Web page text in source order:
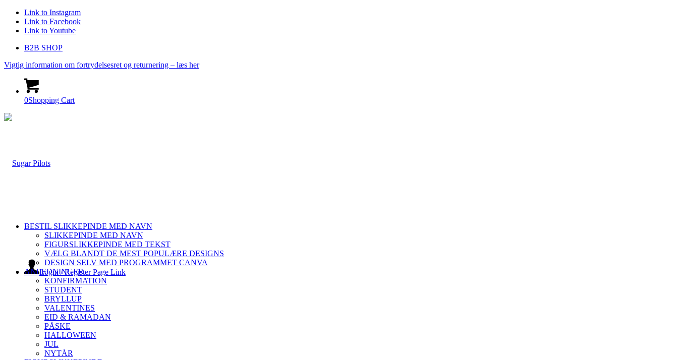
Link to Instagram
Link to Facebook
Link to Youtube
B2B SHOP
Vigtig information om fortrydelsesret og returnering – læs her
0Shopping Cart
Login / Register Page Link
BESTIL SLIKKEPINDE MED NAVN
SLIKKEPINDE MED NAVN
FIGURSLIKKEPINDE MED TEKST
VÆLG BLANDT DE MEST POPULÆRE DESIGNS
DESIGN SELV MED PROGRAMMET CANVA
ANLEDNINGER
KONFIRMATION
STUDENT
BRYLLUP
VALENTINES
EID & RAMADAN
PÅSKE
HALLOWEEN
JUL
NYTÅR